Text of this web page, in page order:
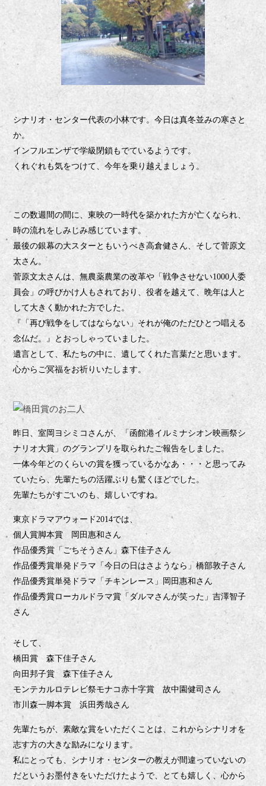
シナリオ・センター代表の小林です。今日は真冬並みの寒さと
か。
インフルエンザで学級閉鎖もでているようです。
くれぐれも気をつけて、今年を乗り越えましょう。
この数週間の間に、東映の一時代を築かれた方が亡くなられ、
時の流れをしみじみ感じています。
最後の銀幕の大スターともいうべき高倉健さん、そして菅原文
太さん。
菅原文太さんは、無農薬農業の改革や「戦争させない1000 人委
員会」の呼びかけ人もされており、役者を越えて、晩年は人と
して大きく動かれた方でした。
『「再び戦争をしてはならない」それが俺のただひとつ唱える
念仏だ。』 とおっしゃっていました。
遺言として、私たちの中に、遺してくれた言葉だと思います。
心からご冥福をお祈りいたします。
昨日、室岡ヨシミコさんが、「函館港イルミナシオン映画祭シ
ナリオ大賞」のグランプリを取られたご報告をしました。
一体今年どのくらいの賞を獲っているかなあ・・・と思ってみ
ていたら、先輩たちの活躍ぶりも驚くほどでした。
先輩たちがすごいのも、嬉しいですね。
東京ドラマアウォード2014では、
個人賞脚本賞 岡田惠和さん
作品優秀賞「ごちそうさん」森下佳子さん
作品優秀賞単発ドラマ「今日の日はさようなら」橋部敦子さん
作品優秀賞単発ドラマ「チキンレース」岡田惠和さん
作品優秀賞ローカルドラマ賞「ダルマさんが笑った」吉澤智子
さん
そして、
橋田賞 森下佳子さん
向田邦子賞 森下佳子さん
モンテカルロテレビ祭モナコ赤十字賞 故中園健司さん
市川森一脚本賞 浜田秀哉さん
先輩たちが、素敵な賞をいただくことは、これからシナリオを
志す方の大きな励みになります。
私にとっても、シナリオ・センターの教えが間違っていないの
だというお墨付きをいただけたようで、とても嬉しく、心から